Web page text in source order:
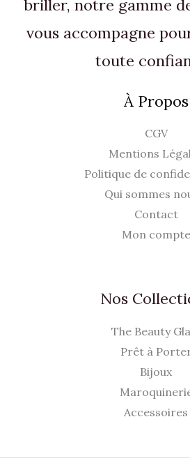
briller, notre gamme
vous accompagne
toute
À Propos
CGV
Mentions
Politique de
Qui sommes
Contact
Mon compte
Nos
The Beauty
Prêt à
Bijoux
Accessoires